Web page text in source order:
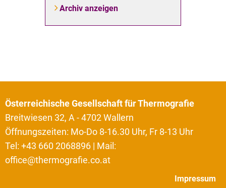
Archiv anzeigen
Österreichische Gesellschaft für Thermografie
Breitwiesen 32, A - 4702 Wallern
Öffnungszeiten: Mo-Do 8-16.30 Uhr, Fr 8-13 Uhr
Tel: +43 660 2068896 | Mail:
office@thermografie.co.at
Impressum